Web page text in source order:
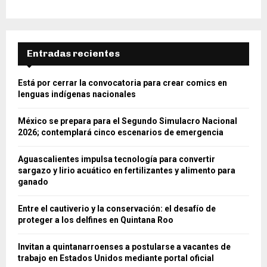
Entradas recientes
Está por cerrar la convocatoria para crear comics en
lenguas indígenas nacionales
México se prepara para el Segundo Simulacro Nacional
2026; contemplará cinco escenarios de emergencia
Aguascalientes impulsa tecnología para convertir
sargazo y lirio acuático en fertilizantes y alimento para
ganado
Entre el cautiverio y la conservación: el desafío de
proteger a los delfines en Quintana Roo
Invitan a quintanarroenses a postularse a vacantes de
trabajo en Estados Unidos mediante portal oficial